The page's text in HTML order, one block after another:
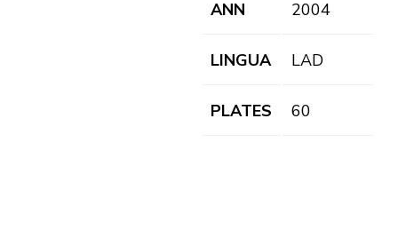
ANN 2004
LINGUA LAD
PLATES 60